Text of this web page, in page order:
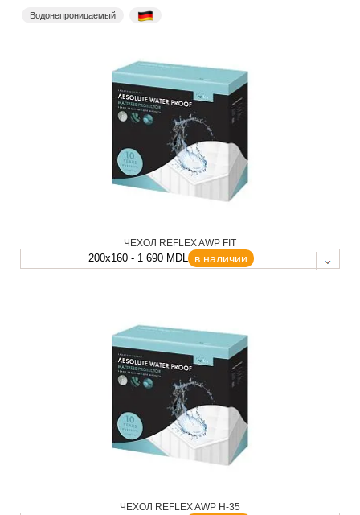
Водонепроницаемый
ЧЕХОЛ REFLEX AWP FIT
200x160 - 1 690 MDL в наличии
ЧЕХОЛ REFLEX AWP H-35